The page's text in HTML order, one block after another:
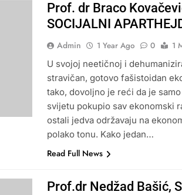
Prof. dr Braco
SOCIJALNI
Admin 1 Year Ago 0
1
U svojoj neetičnoj i
stravičan, gotovo fašistoidan
tako, dovoljno je reći da je
svijetu pokupio sav ekonomski
ostali jedva održavaju na
polako tonu. Kako jedan…
Read Full News
Prof.dr Nedžad Bašić,